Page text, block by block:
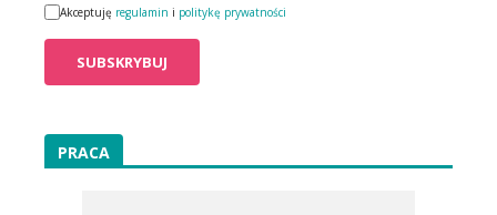
Akceptuję regulamin i politykę prywatności
PRACA